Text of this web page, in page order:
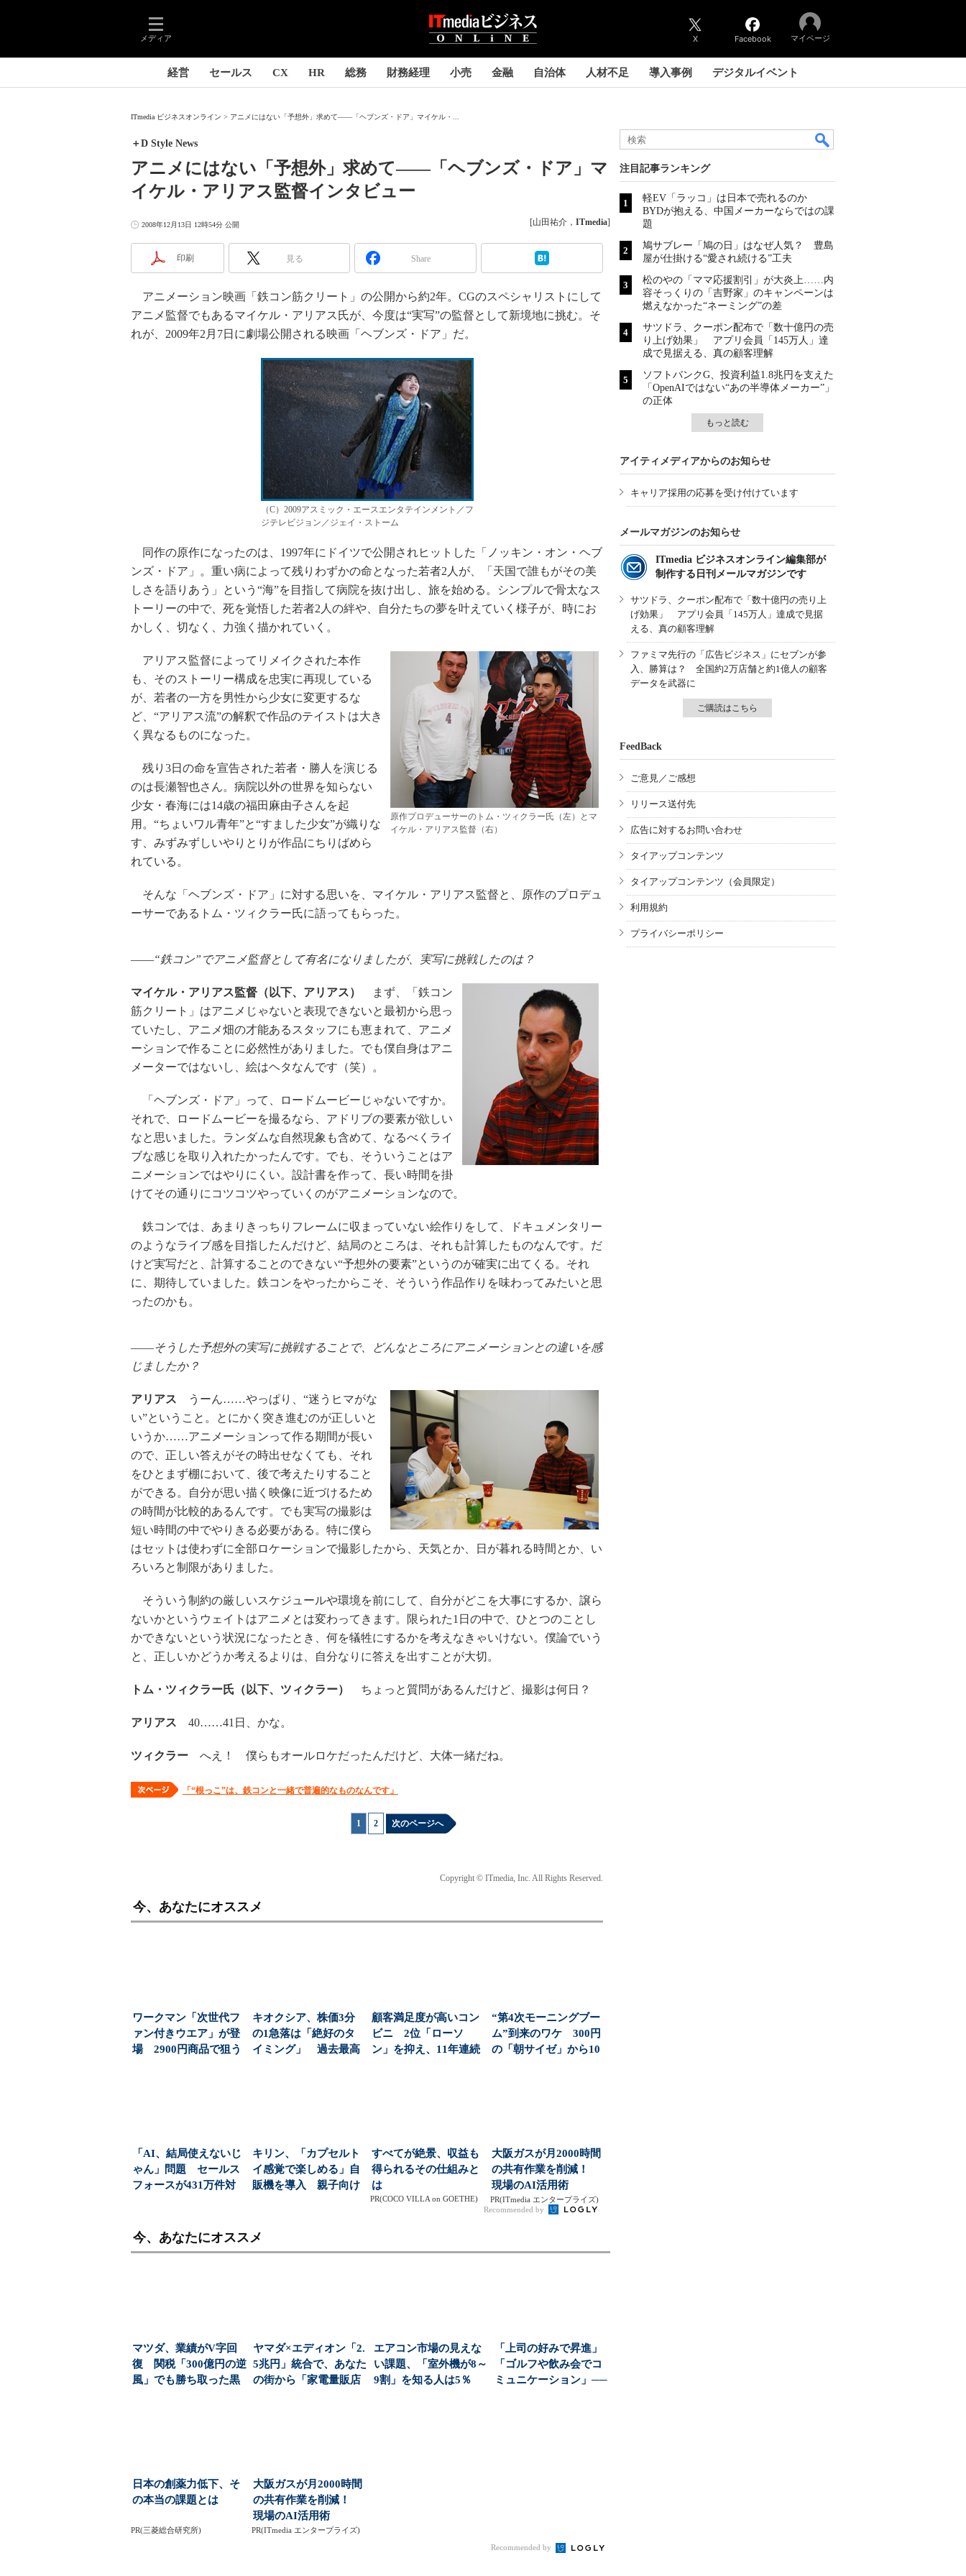
メディア X Facebook マイページ
経営 セールス CX HR 総務 財務経理 小売 金融 自治体 人材不足 導入事例 デジタルイベント
ITmedia ビジネスオンライン アニメにはない「予想外」求めて――「ヘブンズ・ドア」マイケル・...
アニメにはない「予想外」求めて――「ヘブンズ・ドア」マ
イケル・アリアス監督インタビュー
＋D Style News
2008年12月13日 12時54分 公開 [山田祐介， ITmedia]
印刷 見る Share
アニメーション映画「鉄コン筋クリート」の公開から約2年。CGのスペシャリストにして
アニメ監督でもあるマイケル・アリアス氏が、今度は“実写”の監督として新境地に挑む。そ
れが、2009年2月7日に劇場公開される映画「ヘブンズ・ドア」だ。
（C）2009アスミック・エースエンタテインメント／フ
ジテレビジョン／ジェイ・ストーム
同作の原作になったのは、1997年にドイツで公開されヒットした「ノッキン・オン・ヘブ
ンズ・ドア」。重い病によって残りわずかの命となった若者2人が、「天国で誰もがその美
しさを語りあう」という“海”を目指して病院を抜け出し、旅を始める。シンプルで骨太なス
トーリーの中で、死を覚悟した若者2人の絆や、自分たちの夢を叶えていく様子が、時にお
かしく、切なく、力強く描かれていく。
原作プロデューサーのトム・ツィクラー氏（左）とマ
イケル・アリアス監督（右）
アリアス監督によってリメイクされた本作
も、そのストーリー構成を忠実に再現している
が、若者の一方を男性から少女に変更するな
ど、“アリアス流”の解釈で作品のテイストは大き
く異なるものになった。
残り3日の命を宣告された若者・勝人を演じる
のは長瀬智也さん。病院以外の世界を知らない
少女・春海には14歳の福田麻由子さんを起
用。“ちょいワル青年”と“すました少女”が織りな
す、みずみずしいやりとりが作品にちりばめら
れている。
そんな「ヘブンズ・ドア」に対する思いを、マイケル・アリアス監督と、原作のプロデュ
ーサーであるトム・ツィクラー氏に語ってもらった。
――“鉄コン”でアニメ監督として有名になりましたが、実写に挑戦したのは？
マイケル・アリアス監督（以下、アリアス）
まず、「鉄コン
筋クリート」はアニメじゃないと表現できないと最初から思っ
ていたし、アニメ畑の才能あるスタッフにも恵まれて、アニメ
ーションで作ることに必然性がありました。でも僕自身はアニ
メーターではないし、絵はヘタなんです（笑）。
「ヘブンズ・ドア」って、ロードムービーじゃないですか。
それで、ロードムービーを撮るなら、アドリブの要素が欲しい
なと思いました。ランダムな自然現象も含めて、なるべくライ
ブな感じを取り入れたかったんです。でも、そういうことはア
ニメーションではやりにくい。設計書を作って、長い時間を掛
けてその通りにコツコツやっていくのがアニメーションなので。
鉄コンでは、あまりきっちりフレームに収まっていない絵作りをして、ドキュメンタリー
のようなライブ感を目指したんだけど、結局のところは、それも計算したものなんです。だ
けど実写だと、計算することのできない“予想外の要素”というのが確実に出てくる。それ
に、期待していました。鉄コンをやったからこそ、そういう作品作りを味わってみたいと思
ったのかも。
――そうした予想外の実写に挑戦することで、どんなところにアニメーションとの違いを感
じましたか？
アリアス うーん……やっぱり、“迷うヒマがな
い”ということ。とにかく突き進むのが正しいと
いうか……アニメーションって作る期間が長い
ので、正しい答えがその時出せなくても、それ
をひとまず棚において、後で考えたりすること
ができる。自分が思い描く映像に近づけるため
の時間が比較的あるんです。でも実写の撮影は
短い時間の中でやりきる必要がある。特に僕ら
はセットは使わずに全部ロケーションで撮影したから、天気とか、日が暮れる時間とか、い
ろいろと制限がありました。
そういう制約の厳しいスケジュールや環境を前にして、自分がどこを大事にするか、譲ら
ないかというウェイトはアニメとは変わってきます。限られた1日の中で、ひとつのことし
かできないという状況になったとき、何を犠牲にするかを考えなきゃいけない。僕論でいう
と、正しいかどうか考えるよりは、自分なりに答えを出すことが大切。
トム・ツィクラー氏（以下、ツィクラー） ちょっと質問があるんだけど、撮影は何日？
アリアス 40……41日、かな。
ツィクラー へえ！ 僕らもオールロケだったんだけど、大体一緒だね。
「“根っこ”は、鉄コンと一緒で普遍的なものなんです」
1 2 次のページへ
Copyright © ITmedia, Inc. All Rights Reserved.
今、あなたにオススメ
ワークマン「次世代フ
ァン付きウエア」が登
場 2900円商品で狙う
キオクシア、株価3分
の1急落は「絶好のタ
イミング」 過去最高
顧客満足度が高いコン
ビニ 2位「ローソ
ン」を抑え、11年連続
“第4次モーニングブー
ム”到来のワケ 300円
の「朝サイゼ」から10
「AI、結局使えないじ
ゃん」問題 セールス
フォースが431万件対
キリン、「カプセルト
イ感覚で楽しめる」自
販機を導入 親子向け
すべてが絶景、収益も
得られるその仕組みと
は
PR(COCO VILLA on GOETHE)
大阪ガスが月2000時間
の共有作業を削減！
現場のAI活用術
PR(ITmedia エンタープライズ)
Recommended by
今、あなたにオススメ
マツダ、業績がV字回
復 関税「300億円の逆
風」でも勝ち取った黒
ヤマダ×エディオン「2.
5兆円」統合で、あなた
の街から「家電量販店
エアコン市場の見えな
い課題、「室外機が8～
9割」を知る人は5％
「上司の好みで昇進」
「ゴルフや飲み会でコ
ミュニケーション」──
日本の創薬力低下、そ
の本当の課題とは
PR(三菱総合研究所)
大阪ガスが月2000時間
の共有作業を削減！
現場のAI活用術
PR(ITmedia エンタープライズ)
Recommended by
注目記事ランキング
軽EV「ラッコ」は日本で売れるのか
BYDが抱える、中国メーカーならではの課
題
鳩サブレー「鳩の日」はなぜ人気？ 豊島
屋が仕掛ける“愛され続ける”工夫
松のやの「ママ応援割引」が大炎上……内
容そっくりの「吉野家」のキャンペーンは
燃えなかった“ネーミング”の差
サツドラ、クーポン配布で「数十億円の売
り上げ効果」 アプリ会員「145万人」達
成で見据える、真の顧客理解
ソフトバンクG、投資利益1.8兆円を支えた
「OpenAIではない“あの半導体メーカー”」
の正体
もっと読む
アイティメディアからのお知らせ
キャリア採用の応募を受け付けています
メールマガジンのお知らせ
ITmedia ビジネスオンライン編集部が
制作する日刊メールマガジンです
サツドラ、クーポン配布で「数十億円の売り上
げ効果」 アプリ会員「145万人」達成で見据
える、真の顧客理解
ファミマ先行の「広告ビジネス」にセブンが参
入、勝算は？ 全国約2万店舗と約1億人の顧客
データを武器に
ご購読はこちら
FeedBack
ご意見／ご感想
リリース送付先
広告に対するお問い合わせ
タイアップコンテンツ
タイアップコンテンツ（会員限定）
利用規約
プライバシーポリシー